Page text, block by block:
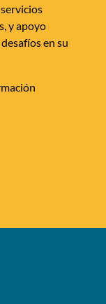
y apoyo
en su